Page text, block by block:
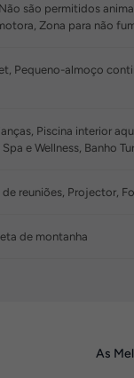
são permitidos
Zona para não
Pequeno-almoço
Piscina interior
e Wellness, Banho
de reuniões, Projector,
de montanha
As